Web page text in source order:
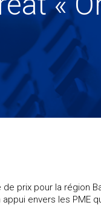
prix pour la région
envers les PME